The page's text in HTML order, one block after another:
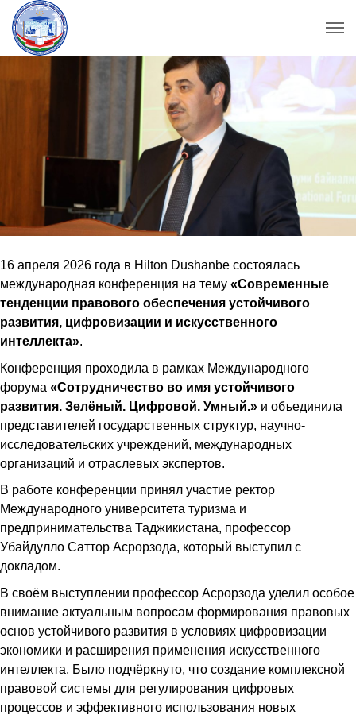
16 апреля 2026 года в Hilton Dushanbe состоялась
международная конференция на тему «Современные
тенденции правового обеспечения устойчивого
развития, цифровизации и искусственного
интеллекта».
Конференция проходила в рамках Международного
форума «Сотрудничество во имя устойчивого
развития. Зелёный. Цифровой. Умный.» и объединила
представителей государственных структур, научно-
исследовательских учреждений, международных
организаций и отраслевых экспертов.
В работе конференции принял участие ректор
Международного университета туризма и
предпринимательства Таджикистана, профессор
Убайдулло Саттор Асрорзода, который выступил с
докладом.
В своём выступлении профессор Асрорзода уделил особое
внимание актуальным вопросам формирования правовых
основ устойчивого развития в условиях цифровизации
экономики и расширения применения искусственного
интеллекта. Было подчёркнуто, что создание комплексной
правовой системы для регулирования цифровых
процессов и эффективного использования новых